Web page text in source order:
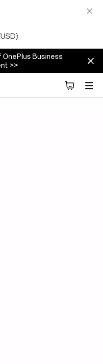
OnePlus Business
>>